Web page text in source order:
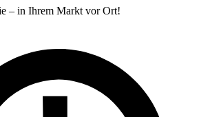
– in Ihrem Markt vor Ort!